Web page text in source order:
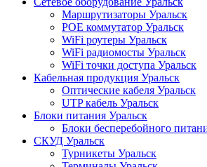
Маршрутизаторы Уральск
POE коммутатор Уральск
WiFi роутеры Уральск
WiFi радиомосты Уральск
WiFi точки доступа Уральск
Кабельная продукция Уральск
Оптические кабеля Уральск
UTP кабель Уральск
Блоки питания Уральск
Блоки бесперебойного
СКУД Уральск
Турникеты Уральск